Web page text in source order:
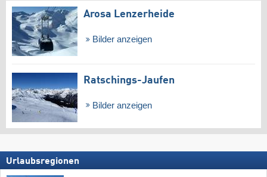
Arosa Lenzerheide
Bilder anzeigen
Ratschings-Jaufen
Bilder anzeigen
Urlaubsregionen